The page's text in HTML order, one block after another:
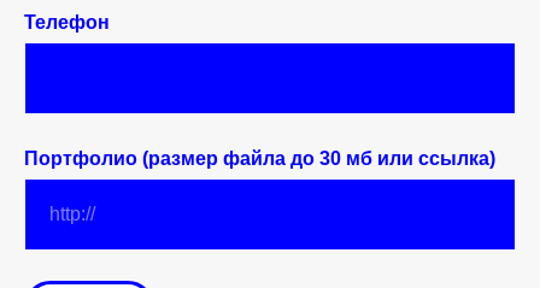
Телефон
Портфолио (размер файла до 30 мб или ссылка)